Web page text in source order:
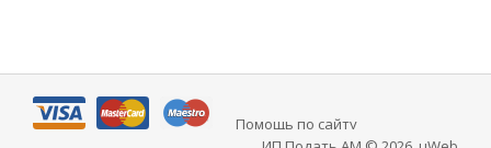
Помощь по сайту